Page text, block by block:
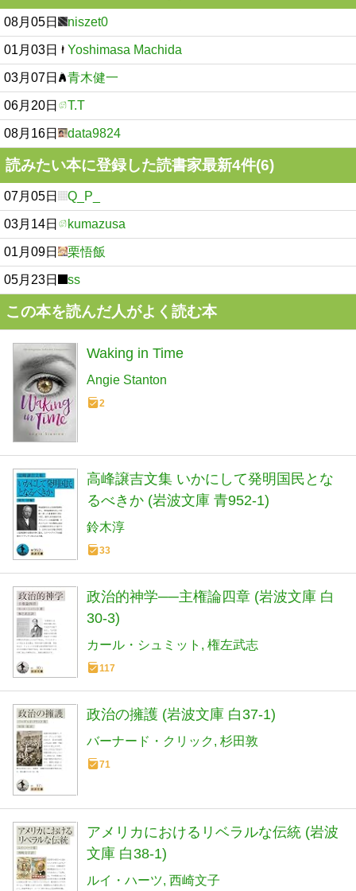
08月05日 niszet0
01月03日 Yoshimasa Machida
03月07日 青木健一
06月20日 T.T
08月16日 data9824
読みたい本に登録した読書家最新4件(6)
07月05日 Q_P_
03月14日 kumazusa
01月09日 栗悟飯
05月23日 ss
この本を読んだ人がよく読む本
Waking in Time
Angie Stanton
2
高峰譲吉文集 いかにして発明国民とな
るべきか (岩波文庫 青952-1)
鈴木淳
33
政治的神学──主権論四章 (岩波文庫 白
30-3)
カール・シュミット 権左武志
117
政治の擁護 (岩波文庫 白37-1)
バーナード・クリック 杉田敦
71
アメリカにおけるリベラルな伝統 (岩波
文庫 白38-1)
ルイ・ハーツ 西崎文子